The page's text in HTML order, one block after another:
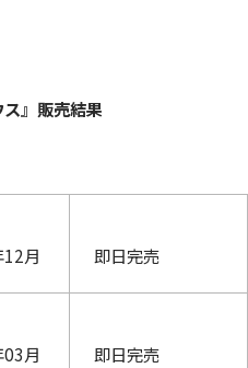
ス』販売結果
月 即日完売
月 即日完売